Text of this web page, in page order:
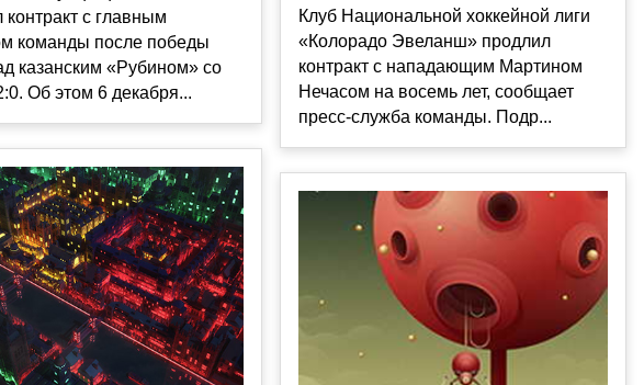
контракт с главным
команды после победы
казанским «Рубином» со
Об этом 6 декабря...
Клуб Национальной хоккейной лиги
«Колорадо Эвеланш» продлил
контракт с нападающим Мартином
Нечасом на восемь лет, сообщает
пресс‑служба команды. Подр...